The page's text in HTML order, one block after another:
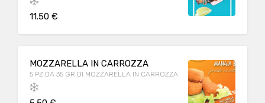
11.50 €
MOZZARELLA IN CARROZZA
5 PZ DA 35 GR DI MOZZARELLA IN CARROZZA